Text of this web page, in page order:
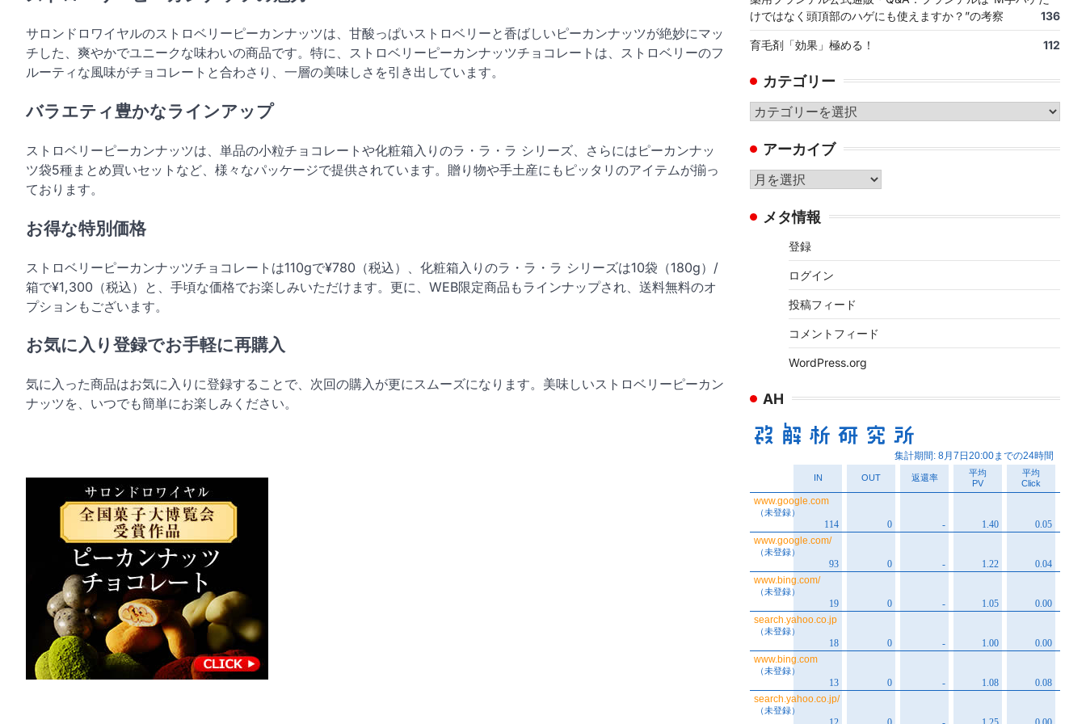
サロンドロワイヤルのストロベリーピーカンナッツは、甘酸っぱいストロベリーと香ばしいピーカンナッツが絶妙にマッ
チした、爽やかでユニークな味わいの商品です。特に、ストロベリーピーカンナッツチョコレートは、ストロベリーのフ
ルーティな風味がチョコレートと合わさり、一層の美味しさを引き出しています。
バラエティ豊かなラインアップ
ストロベリーピーカンナッツは、単品の小粒チョコレートや化粧箱入りのラ・ラ・ラ シリーズ、さらにはピーカンナッ
ツ袋5種まとめ買いセットなど、様々なパッケージで提供されています。贈り物や手土産にもピッタリのアイテムが揃っ
ております。
お得な特別価格
ストロベリーピーカンナッツチョコレートは110gで¥780（税込）、化粧箱入りのラ・ラ・ラ シリーズは10袋（180g）/
箱で¥1,300（税込）と、手頃な価格でお楽しみいただけます。更に、WEB限定商品もラインナップされ、送料無料のオ
プションもございます。
お気に入り登録でお手軽に再購入
気に入った商品はお気に入りに登録することで、次回の購入が更にスムーズになります。美味しいストロベリーピーカン
ナッツを、いつでも簡単にお楽しみください。
けではなく頭頂部のハゲにも使えますか？”の考察
136
育毛剤「効果」極める！ 112
カテゴリー
カ
ゴ
リ
ー
アーカイブ
ア
カ メタ情報
登録
ログイン
投稿フィード
コメントフィード
WordPress.org
AH